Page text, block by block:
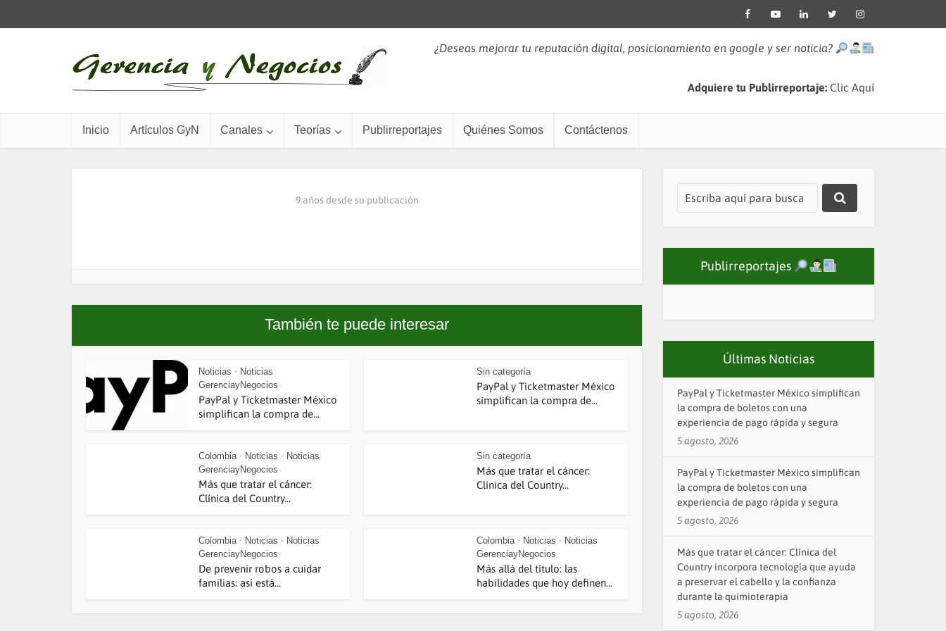
¿Deseas mejorar tu reputación digital, posicionamiento en google y ser noticia?
Adquiere tu Publirreportaje: Clic Aquí
Inicio Artículos GyN Canales Teorías Publirreportajes Quiénes Somos Contáctenos
9 años desde su publicación
También te puede interesar
Noticias • Noticias
GerenciayNegocios
PayPal y Ticketmaster México
simplifican la compra de...
Sin categoría
PayPal y Ticketmaster México
simplifican la compra de...
Colombia • Noticias • Noticias
GerenciayNegocios
Más que tratar el cáncer:
Clínica del Country...
Sin categoría
Más que tratar el cáncer:
Clínica del Country...
Colombia • Noticias • Noticias
GerenciayNegocios
De prevenir robos a cuidar
familias: así está...
Colombia • Noticias • Noticias
GerenciayNegocios
Más allá del título: las
habilidades que hoy definen...
Publirreportajes
Últimas Noticias
PayPal y Ticketmaster México simplifican
la compra de boletos con una
experiencia de pago rápida y segura
5 agosto, 2026
PayPal y Ticketmaster México simplifican
la compra de boletos con una
experiencia de pago rápida y segura
5 agosto, 2026
Más que tratar el cáncer: Clínica del
Country incorpora tecnología que ayuda
a preservar el cabello y la confianza
durante la quimioterapia
5 agosto, 2026